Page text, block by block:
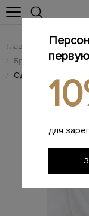
Главная Мужчинам
/ Брендовые
/ Однотонная
для